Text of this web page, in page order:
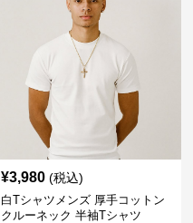
¥3,980 (税込)
白Tシャツメンズ 厚手コットン
クルーネック 半袖Tシャツ